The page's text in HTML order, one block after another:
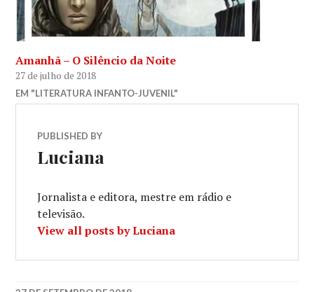
Amanhã – O Silêncio da Noite
27 de julho de 2018
EM "LITERATURA INFANTO-JUVENIL"
PUBLISHED BY
Luciana
Jornalista e editora, mestre em rádio e
televisão.
View all posts by Luciana